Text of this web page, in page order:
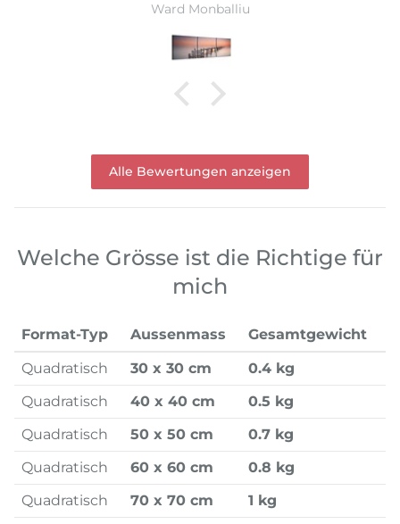
Ward Monballiu
Alle Bewertungen anzeigen
Welche Grösse ist die Richtige für
mich
Format-Typ Aussenmass
Gesamtgewicht
Quadratisch
30 x 30 cm
0.4 kg
Quadratisch
40 x 40 cm
0.5 kg
Quadratisch
50 x 50 cm
0.7 kg
Quadratisch
60 x 60 cm
0.8 kg
Quadratisch
70 x 70 cm
1 kg